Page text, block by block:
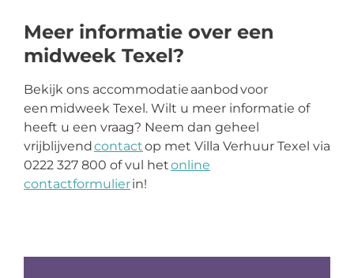
Meer informatie over een
midweek Texel?
Bekijk ons accommodatie aanbod voor
een midweek Texel. Wilt u meer informatie of
heeft u een vraag? Neem dan geheel
vrijblijvendcontactop met Villa Verhuur Texel via
0222 327 800 of vul hetonline
contactformulierin!